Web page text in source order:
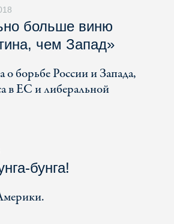
больше виню
чем Запад»
борьбе России и Запада,
в ЕС и либеральной
бунга!